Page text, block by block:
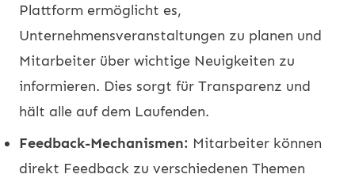
Plattform ermöglicht es,
Unternehmensveranstaltungen zu planen und
Mitarbeiter über wichtige Neuigkeiten zu
informieren. Dies sorgt für Transparenz und
hält alle auf dem Laufenden.
Feedback-Mechanismen: Mitarbeiter können
direkt Feedback zu verschiedenen Themen